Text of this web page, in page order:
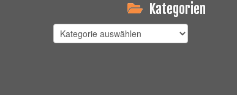
Kategorien
Kategorien